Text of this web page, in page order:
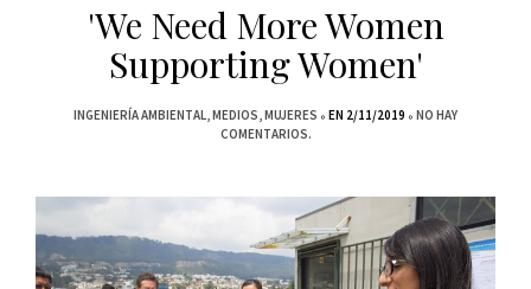
'We Need More Women
Supporting Women'
INGENIERÍA AMBIENTAL MEDIOS MUJERES EN 2/11/2019
NO HAY
COMENTARIOS.